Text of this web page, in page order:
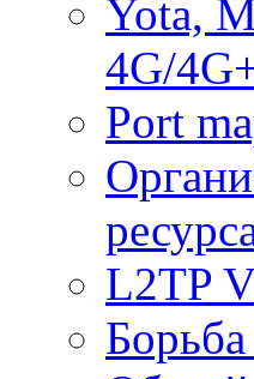
Yota,
4G/
Port
L2TP